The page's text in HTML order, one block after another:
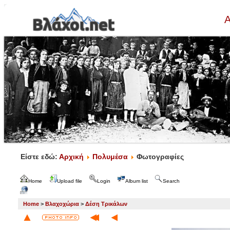
Είστε εδώ: Αρχική Πολυμέσα Φωτογραφίες
Home Upload file Login Album list Search
Home > Βλαχοχώρια > Δέση Τρικάλων